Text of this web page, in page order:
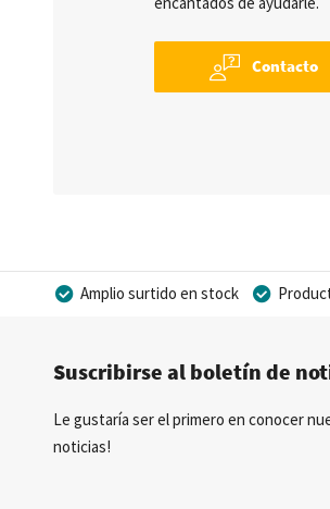
Contacto
Amplio surtido en stock
Suscribirse al boletín de
Le gustaría ser el primero en conocer
noticias!